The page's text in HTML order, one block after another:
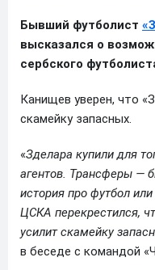
Бывший футболист
высказался о
сербского
Канищев уверен, что
скамейку запасных.
«Зделара купили для
агентов. Трансферы —
история про футбол
ЦСКА перекрестился,
усилит скамейку
в беседе с командой